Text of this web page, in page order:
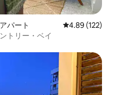
パート レビュー122
4.89 (122)
トリー・ベイ